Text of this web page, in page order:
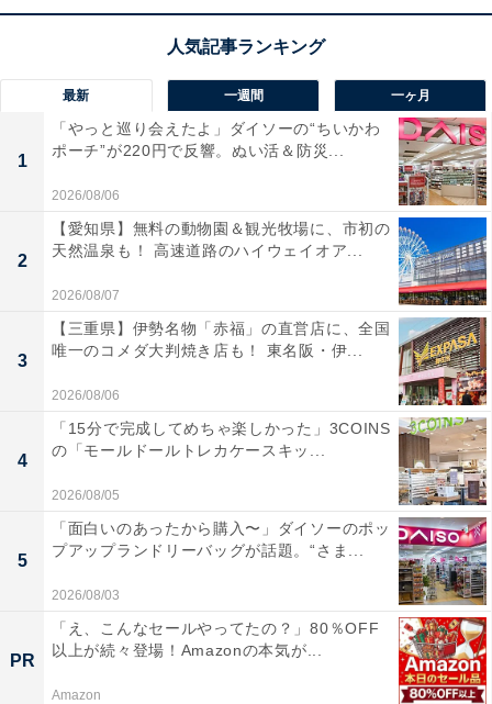
る機会が増えた」と大好評！ 一方で、「オートスタンバ
映画鑑賞や音楽ライフに、より深い臨場感をプラスした
い人は、購入を検討してみてもよいかもしれません。
【Amazonお買い得情報】JVCケンウッド
「ワイヤレスイヤホン」が特別価格で登場中
【6月1日】
【今日チェックしたい】ヤマハの人気商品5選
最新 一週間 一ヶ月
1
「やっと巡り会えたよ」ダイソーの“ちいかわ
ポーチ”が220円で反響。ぬい活＆防災...
2026/08/06
2
【愛知県】無料の動物園＆観光牧場に、市初の
天然温泉も！ 高速道路のハイウェイオア...
2026/08/07
3
【三重県】伊勢名物「赤福」の直営店に、全国
唯一のコメダ大判焼き店も！ 東名阪・伊...
2026/08/06
4
「15分で完成してめちゃ楽しかった」3COINS
の「モールドールトレカケースキッ...
2026/08/05
5
「面白いのあったから購入〜」ダイソーのポッ
プアップランドリーバッグが話題。“さま...
2026/08/03
PR
「え、こんなセールやってたの？」80％OFF
以上が続々登場！Amazonの本気が...
Amazon